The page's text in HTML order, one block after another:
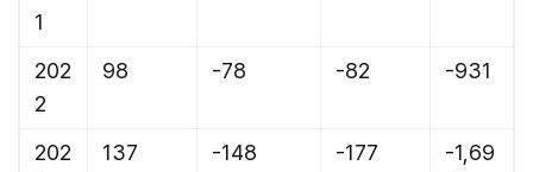
1
202
2
98 -78 -82 -931
202
137 -148 -177
-1,69